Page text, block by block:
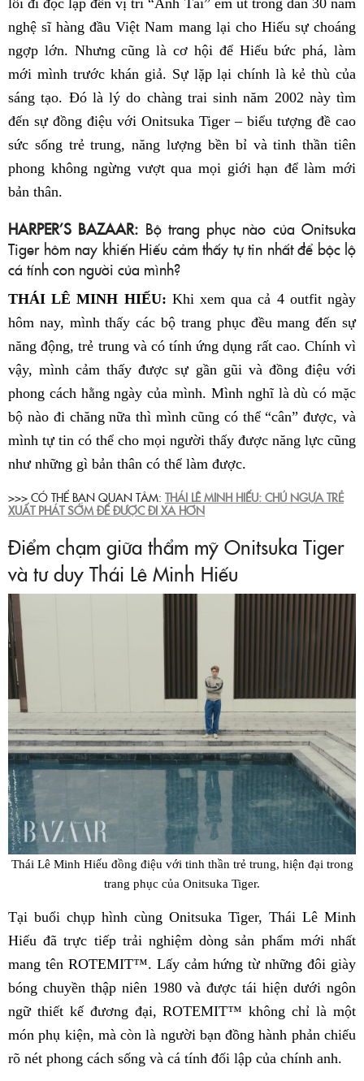
lối đi độc lập đến vị trí “Anh Tài” em út trong dàn 30 nam
nghệ sĩ hàng đầu Việt Nam mang lại cho Hiếu sự choáng
ngợp lớn. Nhưng cũng là cơ hội để Hiếu bức phá, làm
mới mình trước khán giả. Sự lặp lại chính là kẻ thù của
sáng tạo. Đó là lý do chàng trai sinh năm 2002 này tìm
đến sự đồng điệu với Onitsuka Tiger – biểu tượng đề cao
sức sống trẻ trung, năng lượng bền bỉ và tinh thần tiên
phong không ngừng vượt qua mọi giới hạn để làm mới
bản thân.
HARPER’S BAZAAR: Bộ trang phục nào của Onitsuka
Tiger hôm nay khiến Hiếu cảm thấy tự tin nhất để bộc lộ
cá tính con người của mình?
THÁI LÊ MINH HIẾU: Khi xem qua cả 4 outfit ngày
hôm nay, mình thấy các bộ trang phục đều mang đến sự
năng động, trẻ trung và có tính ứng dụng rất cao. Chính vì
vậy, mình cảm thấy được sự gần gũi và đồng điệu với
phong cách hằng ngày của mình. Mình nghĩ là dù có mặc
bộ nào đi chăng nữa thì mình cũng có thể “cân” được, và
mình tự tin có thể cho mọi người thấy được năng lực cũng
như những gì bản thân có thể làm được.
>>> CÓ THỂ BẠN QUAN TÂM: THÁI LÊ MINH HIẾU: CHÚ NGỰA TRẺ
XUẤT PHÁT SỚM ĐỂ ĐƯỢC ĐI XA HƠN
Điểm chạm giữa thẩm mỹ Onitsuka Tiger
và tư duy Thái Lê Minh Hiếu
Thái Lê Minh Hiếu đồng điệu với tinh thần trẻ trung, hiện đại trong
trang phục của Onitsuka Tiger.
Tại buổi chụp hình cùng Onitsuka Tiger, Thái Lê Minh
Hiếu đã trực tiếp trải nghiệm dòng sản phẩm mới nhất
mang tên ROTEMIT™. Lấy cảm hứng từ những đôi giày
bóng chuyền thập niên 1980 và được tái hiện dưới ngôn
ngữ thiết kế đương đại, ROTEMIT™ không chỉ là một
món phụ kiện, mà còn là người bạn đồng hành phản chiếu
rõ nét phong cách sống và cá tính đối lập của chính anh.